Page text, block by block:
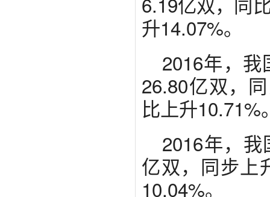
升14.07%。
2016年，
26.80亿双，
比上升10.71%
2016年，
亿双，同步上
10.04%。